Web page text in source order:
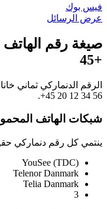
فيس بوك
عرض الرسائل
صيغة رقم الهاتف
+45
الرقم الدنماركي ثماني
+45 20 12 34 56
.
شبكات الهاتف
ينتمي كل رقم دنماركي
YouSee (TDC)
Telenor Danmark
Telia Danmark
3